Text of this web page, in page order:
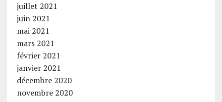
juillet 2021
juin 2021
mai 2021
mars 2021
février 2021
janvier 2021
décembre 2020
novembre 2020